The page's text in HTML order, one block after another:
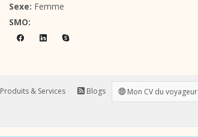
Sexe: Femme
SMO:
Produits & Services Blogs
Mon CV du voyageur